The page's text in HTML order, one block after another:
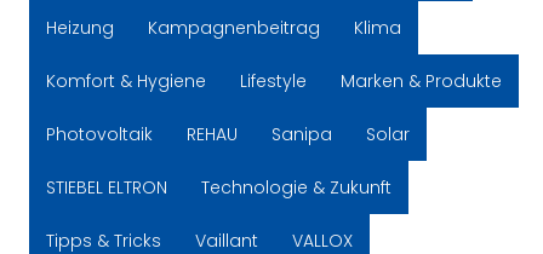
Heizung Kampagnenbeitrag Klima
Komfort & Hygiene Lifestyle Marken & Produkte
Photovoltaik REHAU Sanipa Solar
STIEBEL ELTRON Technologie & Zukunft
Tipps & Tricks Vaillant VALLOX